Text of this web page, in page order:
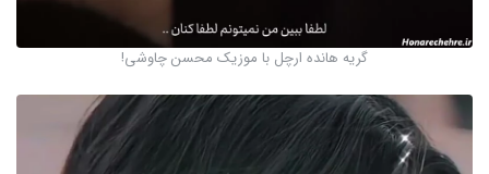
گریه هانده ارچل با موزیک محسن چاوشی!